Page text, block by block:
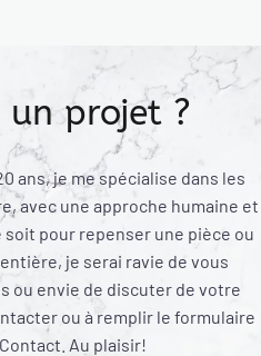
un projet ?
ans, je me spécialise dans les
avec une approche humaine et
soit pour repenser une pièce ou
je serai ravie de vous
ou envie de discuter de votre
ou à remplir le formulaire
Au plaisir!